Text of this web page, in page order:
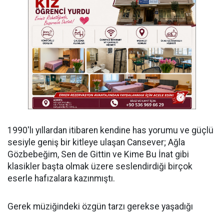
​1990'lı yıllardan itibaren kendine has yorumu ve güçlü
sesiyle geniş bir kitleye ulaşan Cansever; Ağla
Gözbebeğim, Sen de Gittin ve Kime Bu İnat gibi
klasikler başta olmak üzere seslendirdiği birçok
eserle hafızalara kazınmıştı.
​Gerek müziğindeki özgün tarzı gerekse yaşadığı